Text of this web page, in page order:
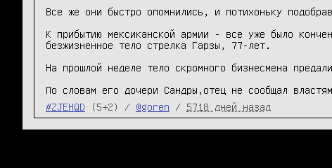
Все же они быстро опомнились, и потихоньку
К прибытию мексиканской армии - все уже было
безжизненное тело стрелка Гарзы, 77-лет.
На прошлой неделе тело скромного бизнесмена
По словам его дочери Сандры,отец не сообщал
#ZJEHQD
(5+2) / @goren / 5718 дней назад